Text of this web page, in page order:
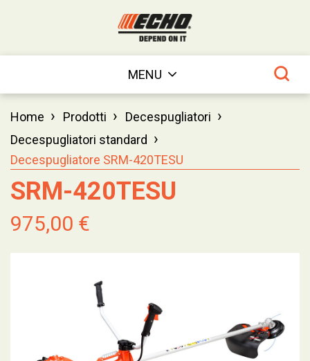
MENU
Home › Prodotti › Decespugliatori ›
Decespugliatori standard ›
Decespugliatore SRM-420TESU
SRM-420TESU
975,00 €